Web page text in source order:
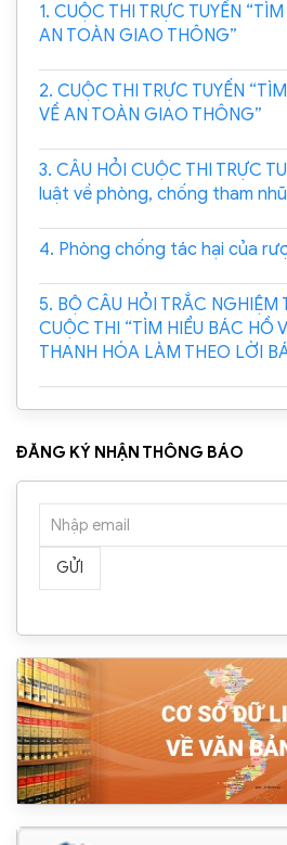
1. CUỘC THI TRỰC TUYẾN
AN TOÀN GIAO THÔNG”
2. CUỘC THI TRỰC TUYẾN
VỀ AN TOÀN GIAO THÔNG”
3. CÂU HỎI CUỘC THI TRỰC
luật về phòng, chống tham
4. Phòng chống tác hại của
5. BỘ CÂU HỎI TRẮC NGHIỆM
CUỘC THI “TÌM HIỂU BÁC HỒ
THANH HÓA LÀM THEO LỜI
ĐĂNG KÝ NHẬN THÔNG BÁO
GỬI